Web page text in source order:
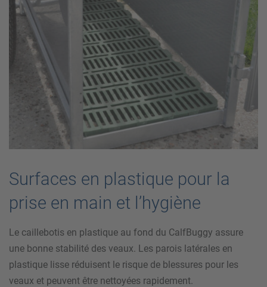
Surfaces en plastique pour la
prise en main et l’hygiène
Le caillebotis en plastique au fond du CalfBuggy assure
une bonne stabilité des veaux. Les parois latérales en
plastique lisse réduisent le risque de blessures pour les
veaux et peuvent être nettoyées rapidement.